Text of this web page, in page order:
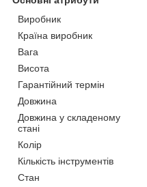
Виробник
Країна виробник
Вага
Висота
Гарантійний термін
Довжина
Довжина у складеному
стані
Колір
Кількість інструментів
Стан